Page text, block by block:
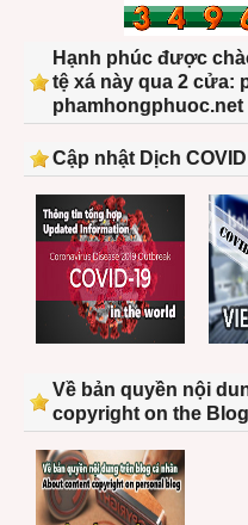
Hạnh phúc được
tệ xá này qua 2 cửa:
phamhongphuoc.net
Cập nhật Dịch
Về bản quyền nội
copyright on the Blog